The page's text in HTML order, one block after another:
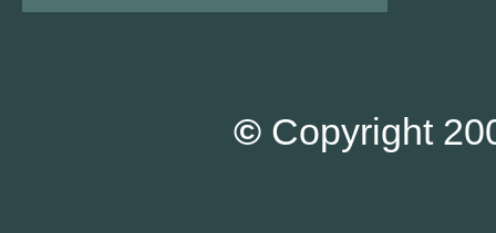
© Copyright